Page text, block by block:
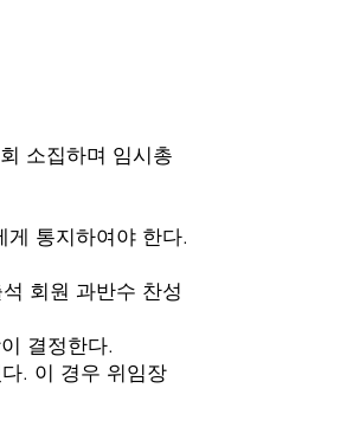
소집하며 임시총
지하여야 한다.
회원 과반수 찬성
정한다.
이 경우 위임장